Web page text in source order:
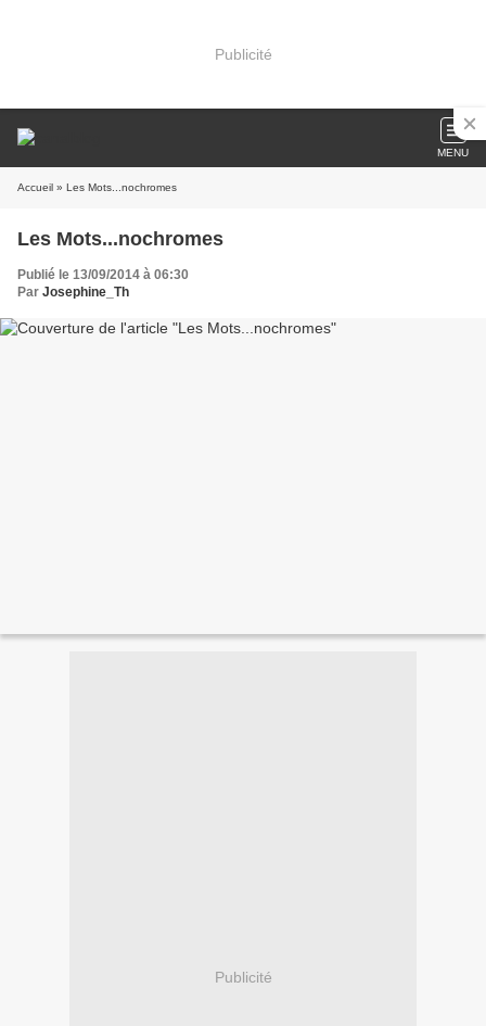
Publicité
MENU
Accueil » Les Mots...nochromes
Les Mots...nochromes
Publié le 13/09/2014 à 06:30
Par Josephine_Th
Publicité